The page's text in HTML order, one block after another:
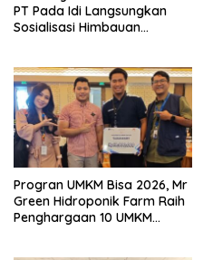
PT Pada Idi Langsungkan
Sosialisasi Himbauan
Progran UMKM Bisa 2026, Mr
Green Hidroponik Farm Raih
Penghargaan 10 UMKM